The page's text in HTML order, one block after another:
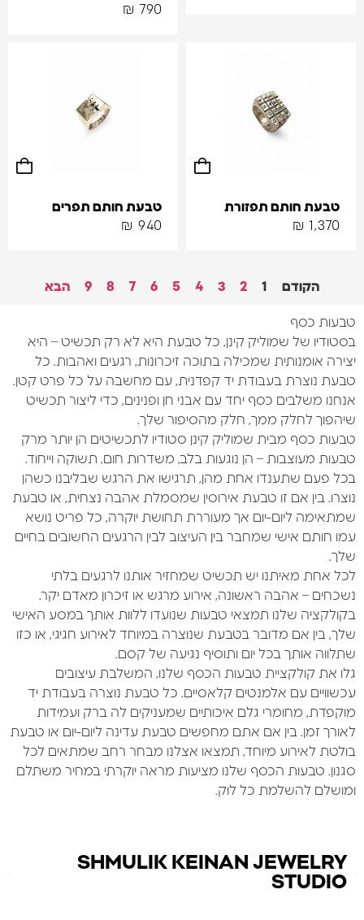
₪ 790
טבעת חותם תפזורת
₪ 1,370
טבעת חותם תפרים
₪ 940
הקודם 1
2
3
4
5
6
7
8
9 הבא
טבעות כסף
בסטודיו של שמוליק קינן, כל טבעת היא לא רק תכשיט – היא
יצירה אומנותית שמכילה בתוכה זיכרונות, רגעים ואהבות. כל
טבעת נוצרת בעבודת יד קפדנית, עם מחשבה על כל פרט קטן.
אנחנו משלבים כסף יחד עם אבני חן ופנינים, כדי ליצור תכשיט
שיהפוך לחלק ממך, חלק מהסיפור שלך.
טבעות כסף מבית שמוליק קינן סטודיו לתכשיטים הן יותר מרק
טבעות מעוצבות – הן נוגעות בלב, משדרות חום, תשוקה וייחוד.
בכל פעם שתענדו אחת מהן, תרגישו את הרגש שבליבנו כשהן
נוצרו. בין אם זו טבעת אירוסין שמסמלת אהבה נצחית, או טבעת
שמתאימה ליום-יום אך מעוררת תחושת יוקרה, כל פריט נושא
עמו חותם אישי שמחבר בין העיצוב לבין הרגעים החשובים בחיים
שלך.
לכל אחת מאיתנו יש תכשיט שמחזיר אותנו לרגעים בלתי
נשכחים – אהבה ראשונה, אירוע מרגש או זיכרון מאדם יקר.
בקולקציה שלנו תמצאי טבעות שנועדו ללוות אותך במסע האישי
שלך, בין אם מדובר בטבעת שנוצרה במיוחד לאירוע חגיגי, או כזו
שתלווה אותך בכל יום ותוסיף נגיעה של קסם.
גלו את קולקציית טבעות הכסף שלנו, המשלבת עיצובים
עכשוויים עם אלמנטים קלאסיים. כל טבעת נוצרה בעבודת יד
מוקפדת, מחומרי גלם איכותיים שמעניקים לה ברק ועמידות
לאורך זמן. בין אם אתם מחפשים טבעת עדינה ליום-יום או טבעת
בולטת לאירוע מיוחד, תמצאו אצלנו מבחר רחב שמתאים לכל
סגנון. טבעות הכסף שלנו מציעות מראה יוקרתי במחיר משתלם
ומושלם להשלמת כל לוק.
SHMULIK KEINAN JEWELRY
STUDIO